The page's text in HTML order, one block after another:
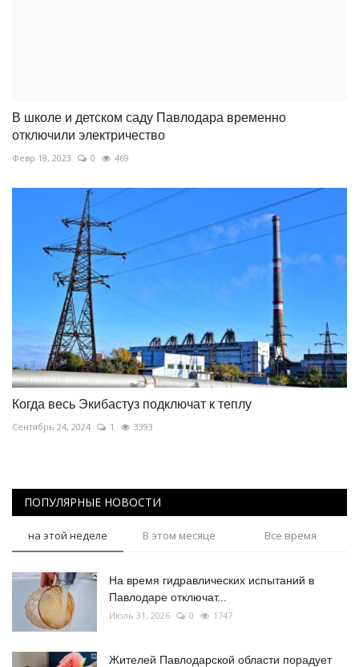
В школе и детском саду Павлодара временно
отключили электричество
Февр 18, 2023 0 469
Когда весь Экибастуз подключат к теплу
Сентябрь 24, 2024 1 3393
ПОПУЛЯРНЫЕ НОВОСТИ
на этой неделе В этом месяце Все время
На время гидравлических испытаний в
Павлодаре отключат...
Июль 31, 2026 0 1747
Жителей Павлодарской области порадует